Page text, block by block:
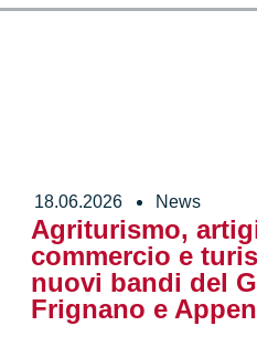
18.06.2026 News
Agriturismo,
commercio e
nuovi bandi del
Frignano e